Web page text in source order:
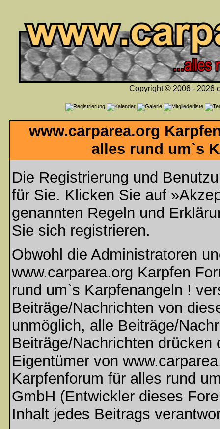
Copyright © 2006 - 2026
www.carparea.org
alles rund um`s
Die Registrierung und
für Sie. Klicken Sie auf
genannten Regeln und
Sie sich registrieren.
Obwohl die Administratoren
www.carparea.org Karpfen
rund um`s Karpfenangeln !
Beiträge/Nachrichten von
unmöglich, alle Beiträge/
Beiträge/Nachrichten
Eigentümer von
Karpfenforum für alles rund
GmbH (Entwickler dieses
Inhalt jedes Beitrags